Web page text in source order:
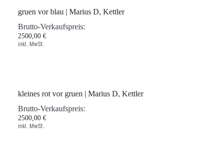
2500,00 €
Brutto-Verkaufspreis:
2500,00 €
inkl. MwSt.